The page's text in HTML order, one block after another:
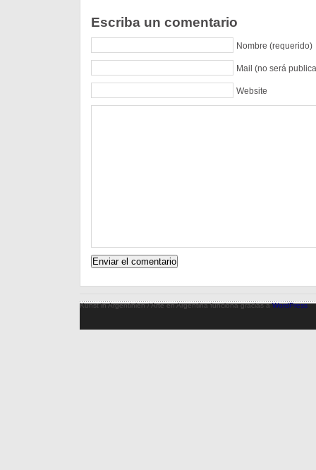
Escriba un comentario
Nombre (requerido)
Mail (no será
Website
Kunst in Argentinien / Arte en Argentina funciona gracias aWordPress